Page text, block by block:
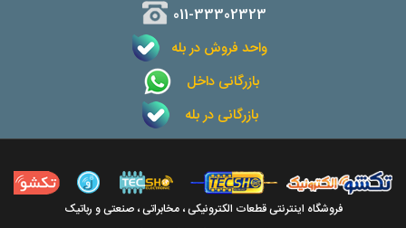
011-33302323
واحد فروش در بله
بازرگانی داخل
بازرگانی در بله
فروشگاه اینترنتی قطعات الکترونیکی ، مخابراتی ، صنعتی و رباتیک